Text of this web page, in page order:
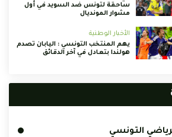
ساحقة لتونس ضد السويد في أول
مشوار المونديال
الأخبار الوطنية
يهم المنتخب التونسي : اليابان تصدم
هولندا بتعادل في آخر الدقائق
التونسي